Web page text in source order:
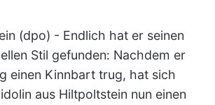
(dpo) - Endlich hat er seinen
Stil gefunden: Nachdem er
einen Kinnbart trug, hat sich
aus Hiltpoltstein nun einen